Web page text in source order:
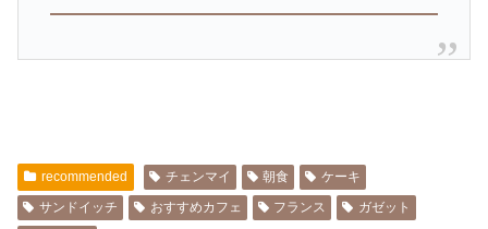
recommended チェンマイ 朝食
ケーキ
サンドイッチ
おすすめカフェ フランス
ガゼット